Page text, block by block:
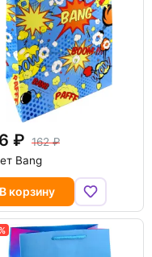
162
Bang
В корзину